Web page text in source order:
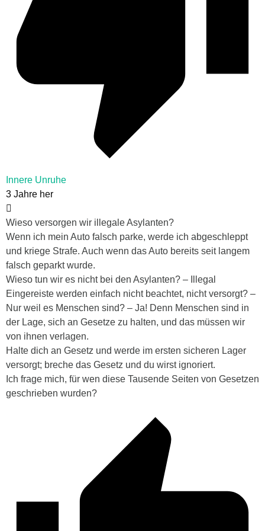
Innere Unruhe
3 Jahre her
Wieso versorgen wir illegale Asylanten?
Wenn ich mein Auto falsch parke, werde ich abgeschleppt
und kriege Strafe. Auch wenn das Auto bereits seit langem
falsch geparkt wurde.
Wieso tun wir es nicht bei den Asylanten? – Illegal
Eingereiste werden einfach nicht beachtet, nicht versorgt? –
Nur weil es Menschen sind? – Ja! Denn Menschen sind in
der Lage, sich an Gesetze zu halten, und das müssen wir
von ihnen verlagen.
Halte dich an Gesetz und werde im ersten sicheren Lager
versorgt; breche das Gesetz und du wirst ignoriert.
Ich frage mich, für wen diese Tausende Seiten von Gesetzen
geschrieben wurden?